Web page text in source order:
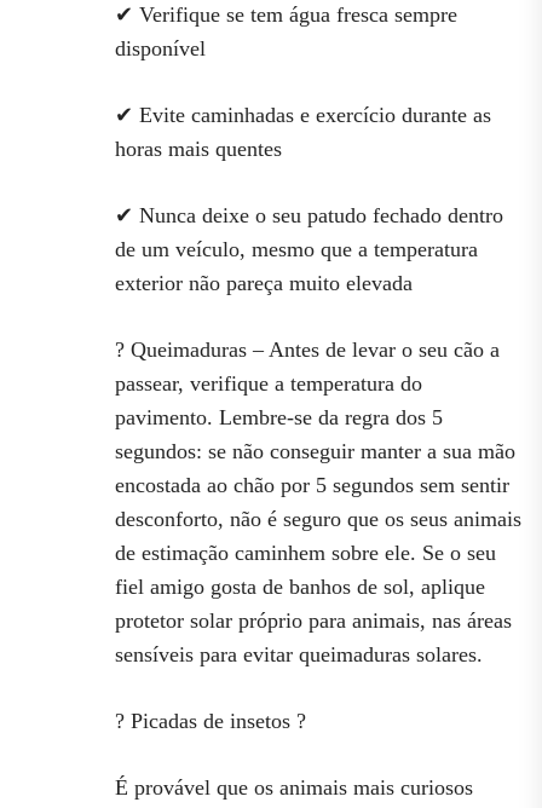
✔ Verifique se tem água fresca sempre
disponível
✔ Evite caminhadas e exercício durante as
horas mais quentes
✔ Nunca deixe o seu patudo fechado dentro
de um veículo, mesmo que a temperatura
exterior não pareça muito elevada
? Queimaduras – Antes de levar o seu cão a
passear, verifique a temperatura do
pavimento. Lembre-se da regra dos 5
segundos: se não conseguir manter a sua mão
encostada ao chão por 5 segundos sem sentir
desconforto, não é seguro que os seus animais
de estimação caminhem sobre ele. Se o seu
fiel amigo gosta de banhos de sol, aplique
protetor solar próprio para animais, nas áreas
sensíveis para evitar queimaduras solares.
? Picadas de insetos ?
É provável que os animais mais curiosos